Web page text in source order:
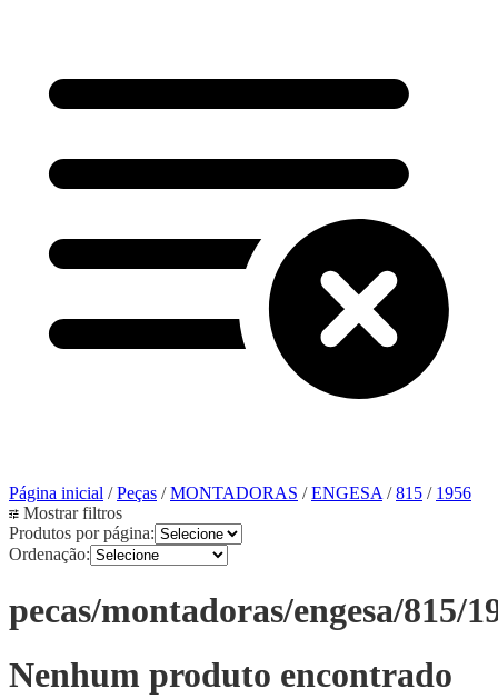
Página inicial /Peças /MONTADORAS /ENGESA/815 / 1956
Mostrar filtros
Produtos por página:
Ordenação:
pecas/montadoras/engesa/815/
Nenhum produto encontrado